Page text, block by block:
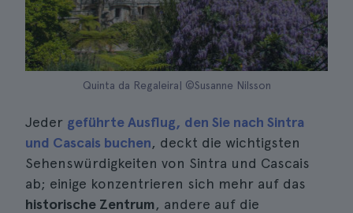
Quinta da Regaleira| ©Susanne Nilsson
Jeder geführte Ausflug, den Sie nach Sintra
und Cascais buchen, deckt die wichtigsten
Sehenswürdigkeiten von Sintra und Cascais
ab; einige konzentrieren sich mehr auf das
historische Zentrum, andere auf die